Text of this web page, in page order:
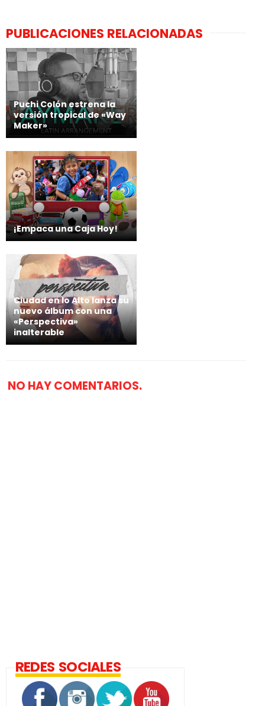
PUBLICACIONES RELACIONADAS
Puchi Colón estrena la
versión tropical de «Way
Maker»
¡Empaca una Caja Hoy!
Ciudad en lo Alto lanza su
nuevo álbum con una
«Perspectiva»
inalterable
NO HAY COMENTARIOS.
REDES SOCIALES